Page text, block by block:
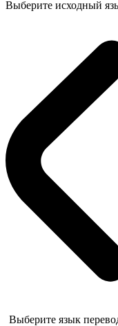
Выберите исходный
Выберите язык